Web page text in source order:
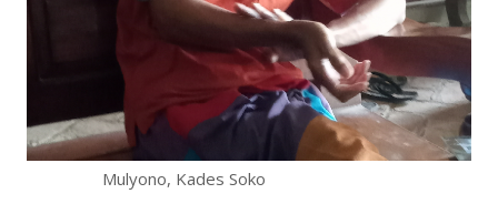
Mulyono, Kades Soko